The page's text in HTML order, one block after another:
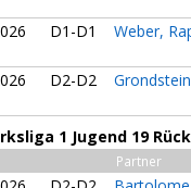
D1-D1 Weber,
D2-D2
1 Jugend 19
Partner